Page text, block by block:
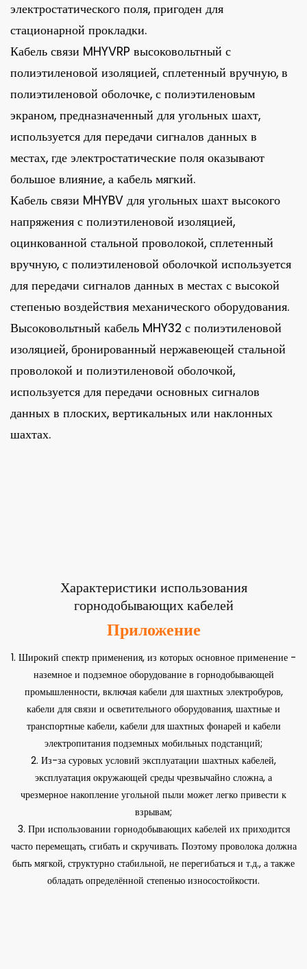
электростатического поля, пригоден для
стационарной прокладки.
Кабель связи MHYVRP высоковольтный с
полиэтиленовой изоляцией, сплетенный вручную, в
полиэтиленовой оболочке, с полиэтиленовым
экраном, предназначенный для угольных шахт,
используется для передачи сигналов данных в
местах, где электростатические поля оказывают
большое влияние, а кабель мягкий.
Кабель связи MHYBV для угольных шахт высокого
напряжения с полиэтиленовой изоляцией,
оцинкованной стальной проволокой, сплетенный
вручную, с полиэтиленовой оболочкой используется
для передачи сигналов данных в местах с высокой
степенью воздействия механического оборудования.
Высоковольтный кабель MHY32 с полиэтиленовой
изоляцией, бронированный нержавеющей стальной
проволокой и полиэтиленовой оболочкой,
используется для передачи основных сигналов
данных в плоских, вертикальных или наклонных
шахтах.
Характеристики использования
горнодобывающих кабелей
Приложение
1. Широкий спектр применения, из которых основное применение -
наземное и подземное оборудование в горнодобывающей
промышленности, включая кабели для шахтных электробуров,
кабели для связи и осветительного оборудования, шахтные и
транспортные кабели, кабели для шахтных фонарей и кабели
электропитания подземных мобильных подстанций;
2. Из-за суровых условий эксплуатации шахтных кабелей,
эксплуатация окружающей среды чрезвычайно сложна, а
чрезмерное накопление угольной пыли может легко привести к
взрывам;
3. При использовании горнодобывающих кабелей их приходится
часто перемещать, сгибать и скручивать. Поэтому проволока должна
быть мягкой, структурно стабильной, не перегибаться и т.д., а также
обладать определённой степенью износостойкости.